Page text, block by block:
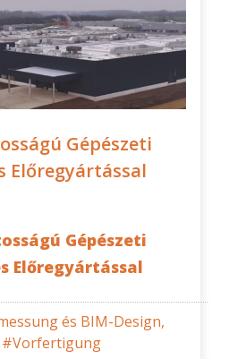
Gépészeti
Előregyártással
Gépészeti
Előregyártással
és BIM-Design,
#Vorfertigung